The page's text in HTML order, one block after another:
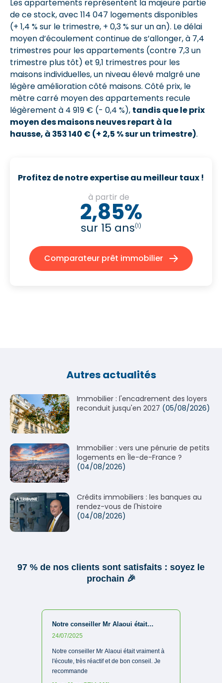
Les appartements représentent la majeure partie
de ce stock, avec 114 047 logements disponibles
(+ 1,4 % sur le trimestre, + 0,3 % sur un an). Le délai
moyen d’écoulement continue de s’allonger, à 7,4
trimestres pour les appartements (contre 7,3 un
trimestre plus tôt) et 9,1 trimestres pour les
maisons individuelles, un niveau élevé malgré une
légère amélioration côté maisons. Côté prix, le
mètre carré moyen des appartements recule
légèrement à 4 919 € (- 0,4 %), tandis que le prix
moyen des maisons neuves repart à la
hausse, à 353 140 € (+ 2,5 % sur un trimestre).
Profitez de notre expertise au meilleur taux !
à partir de
2,85%
sur 15 ans(1)
Comparateur prêt immobilier
Autres actualités
Immobilier : l'encadrement des loyers
reconduit jusqu'en 2027 (05/08/2026)
Immobilier : vers une pénurie de petits
logements en Île-de-France ?
(04/08/2026)
Crédits immobiliers : les banques au
rendez-vous de l'histoire
(04/08/2026)